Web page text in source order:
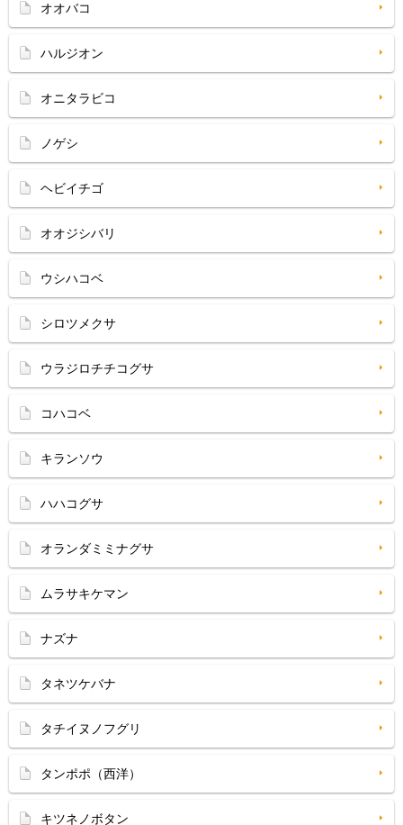
オオバコ
ハルジオン
オニタラビコ
ノゲシ
ヘビイチゴ
オオジシバリ
ウシハコベ
シロツメクサ
ウラジロチチコグサ
コハコベ
キランソウ
ハハコグサ
オランダミミナグサ
ムラサキケマン
ナズナ
タネツケバナ
タチイヌノフグリ
タンポポ（西洋）
キツネノボタン